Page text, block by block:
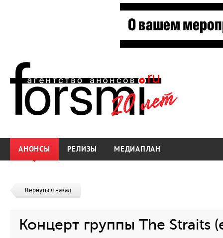
АНОНСЫ РЕЛИЗЫ МЕДИАПЛАН
Вернуться назад
Концерт группы The Straits